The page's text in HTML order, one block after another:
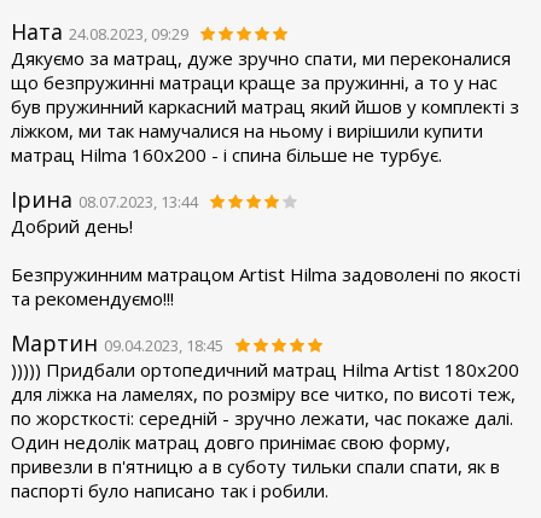
Ната 24.08.2023, 09:29
Дякуємо за матрац, дуже зручно спати, ми переконалися
що безпружинні матраци краще за пружинні, а то у нас
був пружинний каркасний матрац який йшов у комплекті з
ліжком, ми так намучалися на ньому і вирішили купити
матрац Hilma 160x200 - і спина більше не турбує.
Ірина 08.07.2023, 13:44
Добрий день!
Безпружинним матрацом Artist Hilma задоволені по якості
та рекомендуємо!!!
Мартин 09.04.2023, 18:45
))))) Придбали ортопедичний матрац Hilma Artist 180х200
для ліжка на ламелях, по розміру все читко, по висоті теж,
по жорсткості: середній - зручно лежати, час покаже далі.
Один недолік матрац довго принімає свою форму,
привезли в п'ятницю а в суботу тильки спали спати, як в
паспорті було написано так і робили.